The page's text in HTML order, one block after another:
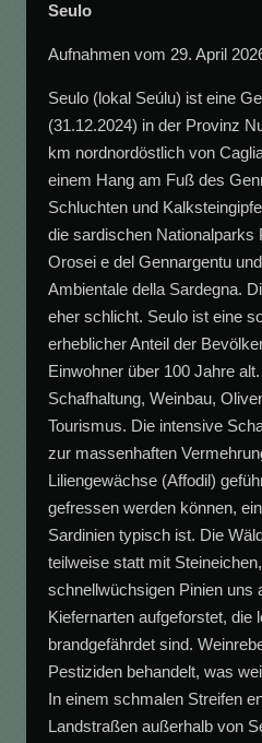
Seulo
Aufnahmen vom 29. April
Seulo (lokal Seúlu) ist eine
(31.12.2024) in der Provinz
km nordnordöstlich von
einem Hang am Fuß des
Schluchten und
die sardischen Nationalparks
Orosei e del Gennargentu
Ambientale della Sardegna.
eher schlicht. Seulo ist eine
erheblicher Anteil der
Einwohner über 100 Jahre
Schafhaltung, Weinbau,
Tourismus. Die intensive
zur massenhaften
Liliengewächse (Affodil)
gefressen werden können,
Sardinien typisch ist. Die
teilweise statt mit
schnellwüchsigen Pinien uns
Kiefernarten aufgeforstet, die
brandgefährdet sind.
Pestiziden behandelt, was
In einem schmalen Streifen
Landstraßen außerhalb von